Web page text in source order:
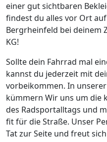
einer gut sichtbaren
findest du alles vor Ort
Bergrheinfeld bei deinem
KG!
Sollte dein Fahrrad mal
kannst du jederzeit mit
vorbeikommen. In
kümmern Wir uns um die
des Radsportalltags und
fit für die Straße. Unser
Tat zur Seite und freut